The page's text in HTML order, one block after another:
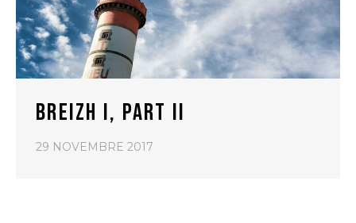
BREIZH I, PART II
29 NOVEMBRE 2017